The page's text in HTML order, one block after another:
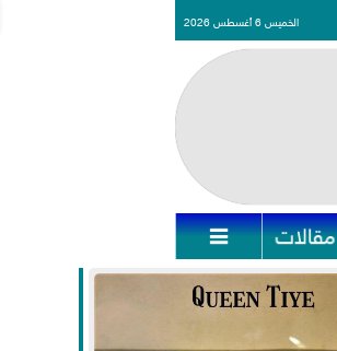
الخميس 6 أغسطس 2026
مقالات 